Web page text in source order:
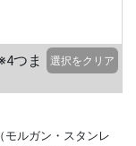
つま
選択をクリア
モルガン・スタンレ